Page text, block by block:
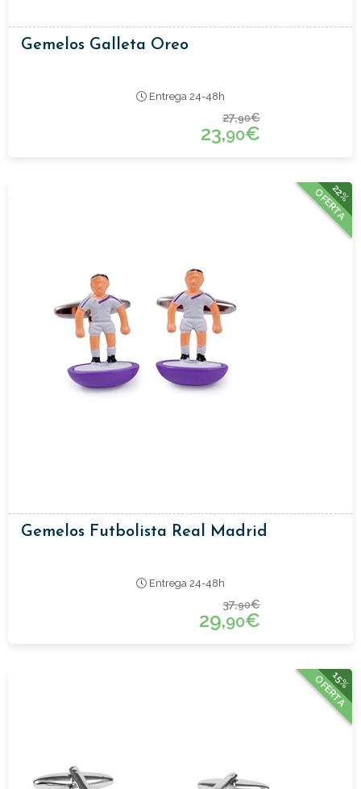
Gemelos Galleta Oreo
Entrega 24-48h
27,90€
23,90€
22%
OFERTA
Gemelos Futbolista Real Madrid
Entrega 24-48h
37,90€
29,90€
15%
OFERTA